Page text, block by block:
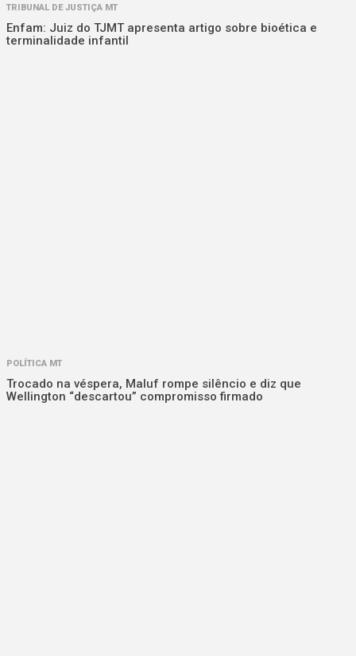
TRIBUNAL DE JUSTIÇA MT
Enfam: Juiz do TJMT apresenta artigo sobre bioética e
terminalidade infantil
POLÍTICA MT
Trocado na véspera, Maluf rompe silêncio e diz que
Wellington “descartou” compromisso firmado